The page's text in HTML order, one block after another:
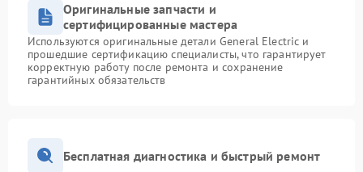
Оригинальные запчасти и
сертифицированные мастера
Используются оригинальные детали General Electric и
прошедшие сертификацию специалисты, что гарантирует
корректную работу после ремонта и сохранение
гарантийных обязательств
Бесплатная диагностика и быстрый ремонт